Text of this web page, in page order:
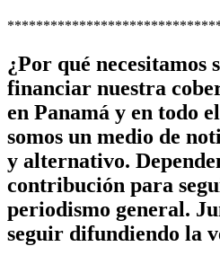
¿Por qué necesitamos
financiar nuestra
en Panamá y en todo
somos un medio de
y alternativo.
contribución para
periodismo general.
seguir difundiendo la